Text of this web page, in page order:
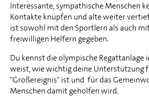
Interessante, sympathische Menschen
Kontakte knüpfen und alte weiter
ist sowohl mit den Sportlern als auch
freiwilligen Helfern gegeben.
Du kennst die olympische Regattanlage
weist, wie wichtig deine Unterstützung
"Großereignis" ist und für das
Menschen damit geholfen wird.